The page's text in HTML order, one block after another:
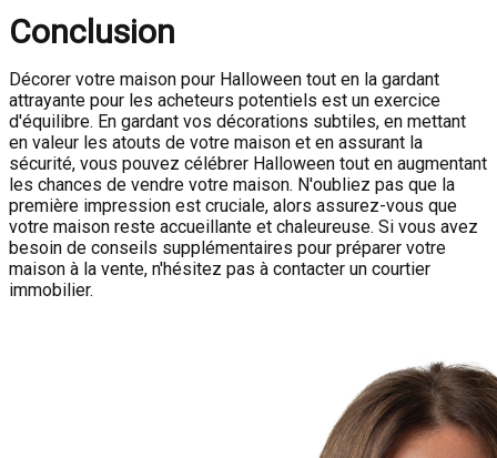
Conclusion
Décorer votre maison pour Halloween tout en la gardant
attrayante pour les acheteurs potentiels est un exercice
d'équilibre. En gardant vos décorations subtiles, en mettant
en valeur les atouts de votre maison et en assurant la
sécurité, vous pouvez célébrer Halloween tout en augmentant
les chances de vendre votre maison. N'oubliez pas que la
première impression est cruciale, alors assurez-vous que
votre maison reste accueillante et chaleureuse. Si vous avez
besoin de conseils supplémentaires pour préparer votre
maison à la vente, n'hésitez pas à contacter un courtier
immobilier.